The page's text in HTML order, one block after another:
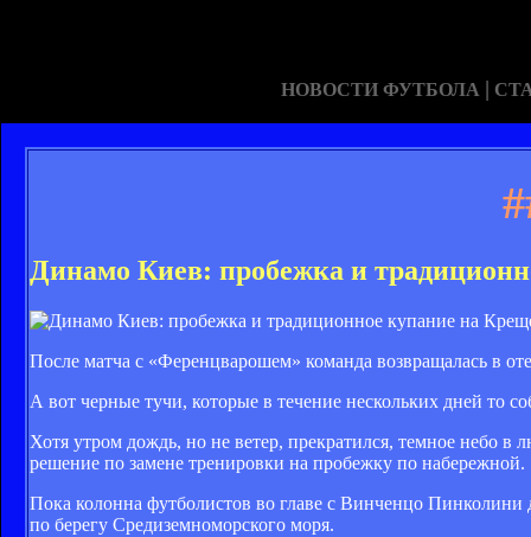
НОВОСТИ ФУТБОЛА |
Динамо Киев: пробежка и
После матча с «Ференцварошем» команда возвращалась в
А вот черные тучи, которые в течение нескольких дней то
Хотя утром дождь, но не ветер, прекратился, темное небо в
решение по замене тренировки на пробежку по набережной.
Пока колонна футболистов во главе с Винченцо Пинколини
по берегу Средиземноморского моря.